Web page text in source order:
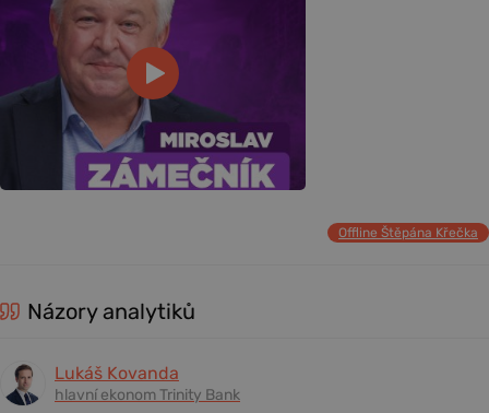
Offline Štěpána Křečka
Názory analytiků
Lukáš Kovanda
hlavní ekonom Trinity Bank